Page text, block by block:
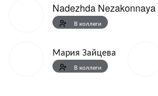
Nadezhda Nezakonnaya
В коллеги
Мария Зайцева
В коллеги